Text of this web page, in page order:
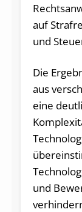
auf
und
Die
aus
eine
und